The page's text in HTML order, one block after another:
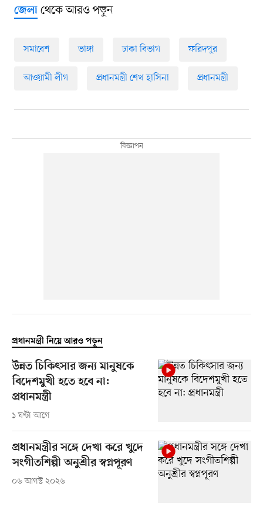
জেলাথেকে আরও পড়ুন
সমাবেশ ভাঙ্গা ঢাকা বিভাগ ফরিদপুর
আওয়ামী লীগ প্রধানমন্ত্রী শেখ হাসিনা প্রধানমন্ত্রী
প্রধানমন্ত্রী নিয়ে আরও পড়ুন
উন্নত চিকিৎসার জন্য মানুষকে
বিদেশমুখী হতে হবে না:
প্রধানমন্ত্রী
১ ঘণ্টা আগে
প্রধানমন্ত্রীর সঙ্গে দেখা করে খুদে
সংগীতশিল্পী অনুশ্রীর স্বপ্নপূরণ
০৬ আগস্ট ২০২৬